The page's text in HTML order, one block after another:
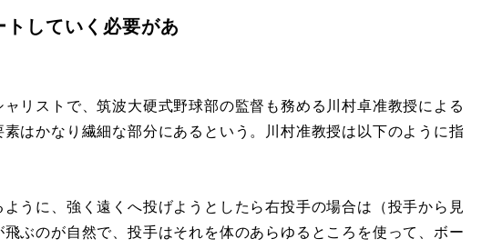
トしていく必要があ
リストで、筑波大硬式野球部の監督も務める川村卓准教授による
はかなり繊細な部分にあるという。川村准教授は以下のように指
ように、強く遠くへ投げようとしたら右投手の場合は（投手から見
ぶのが自然で、投手はそれを体のあらゆるところを使って、ボー